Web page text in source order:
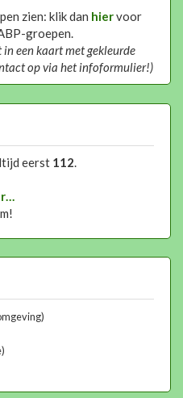
zien: klik dan hiervoor
groepen.
een kaart met gekleurde
op via het infoformulier!)
eerst 112